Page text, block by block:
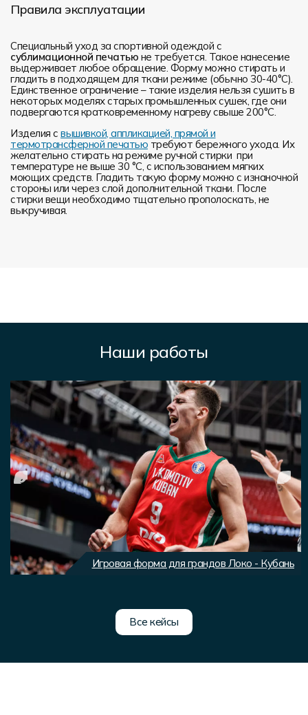
Правила эксплуатации
Специальный уход за спортивной одеждой с
сублимационной печатью не требуется. Такое нанесение
выдерживает любое обращение. Форму можно стирать и
гладить в подходящем для ткани режиме (обычно 30-40°С).
Единственное ограничение – такие изделия нельзя сушить в
некоторых моделях старых промышленных сушек, где они
подвергаются кратковременному нагреву свыше 200°С.
Изделия с вышивкой, аппликацией, прямой и
термотрансферной печатью требуют бережного ухода. Их
желательно стирать на режиме ручной стирки при
температуре не выше 30 °C, с использованием мягких
моющих средств. Гладить такую форму можно с изнаночной
стороны или через слой дополнительной ткани. После
стирки вещи необходимо тщательно прополоскать, не
выкручивая.
Наши работы
Игровая форма для грандов Локо - Кубань
Все кейсы